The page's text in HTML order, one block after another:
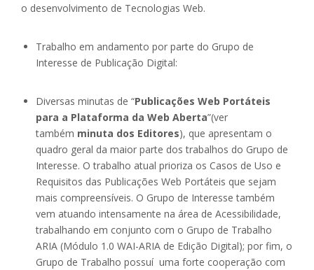
o desenvolvimento de Tecnologias Web.
Trabalho em andamento por parte do Grupo de
Interesse de Publicação Digital:
Diversas minutas de “Publicações Web Portáteis
para a Plataforma da Web Aberta”(ver
também minuta dos Editores), que apresentam o
quadro geral da maior parte dos trabalhos do Grupo de
Interesse. O trabalho atual prioriza os Casos de Uso e
Requisitos das Publicações Web Portáteis que sejam
mais compreensíveis. O Grupo de Interesse também
vem atuando intensamente na área de Acessibilidade,
trabalhando em conjunto com o Grupo de Trabalho
ARIA (Módulo 1.0 WAI-ARIA de Edição Digital); por fim, o
Grupo de Trabalho possuí uma forte cooperação com